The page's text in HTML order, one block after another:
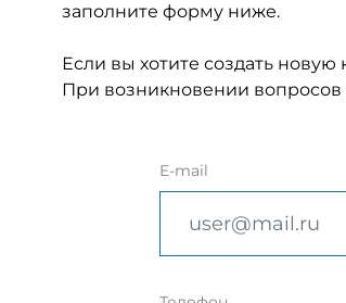
заполните форму ниже.
Если вы хотите создать новую
При возникновении вопросов
E-mail